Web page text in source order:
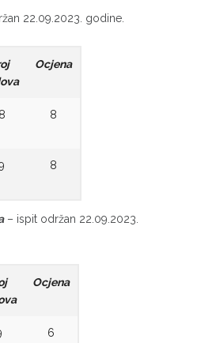
22.09.2023. godine.
Ocjena
8
8
– ispit održan 22.09.2023.
Ocjena
6